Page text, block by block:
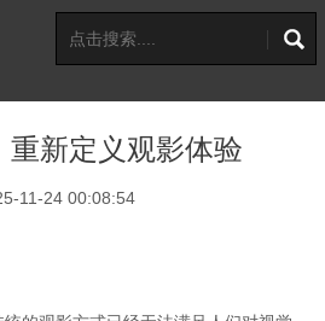
重新定义观影体验
11-24 00:08:54